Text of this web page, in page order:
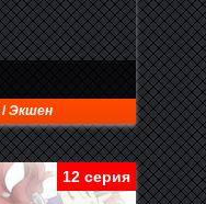
/Экшен
12 серия